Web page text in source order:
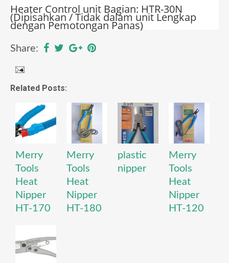
Heater Control unit Bagian: HTR-30N
(Dipisahkan / Tidak dalam unit Lengkap
dengan Pemotongan Panas)
Share:
Related Posts:
Merry
Tools
Heat
Nipper
HT-170
Merry
Tools
Heat
Nipper
HT-180
plastic
nipper
Merry
Tools
Heat
Nipper
HT-120